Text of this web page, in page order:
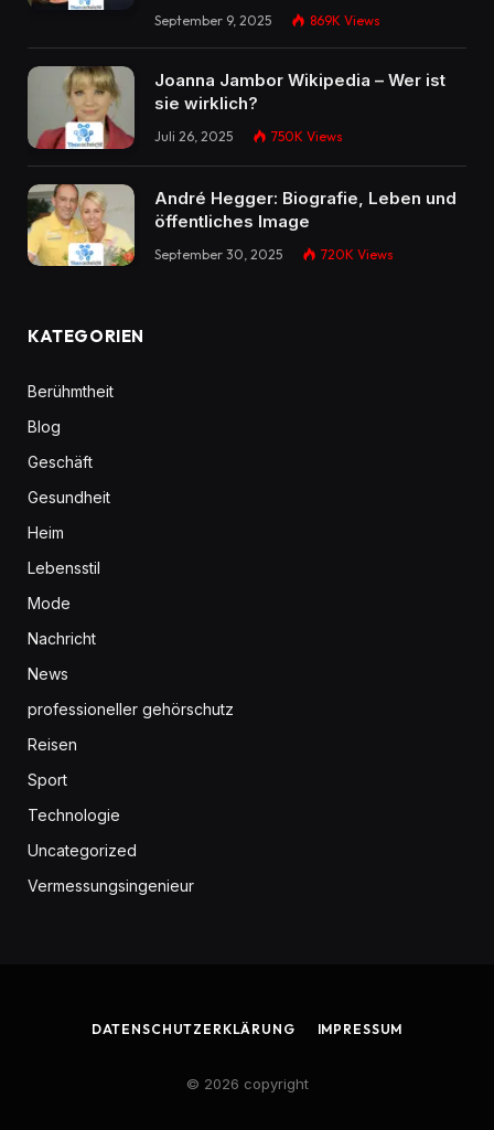
September 9, 2025 869K Views
Joanna Jambor Wikipedia – Wer ist
sie wirklich?
Juli 26, 2025 750K Views
André Hegger: Biografie, Leben und
öffentliches Image
September 30, 2025 720K Views
KATEGORIEN
Berühmtheit
Blog
Geschäft
Gesundheit
Heim
Lebensstil
Mode
Nachricht
News
professioneller gehörschutz
Reisen
Sport
Technologie
Uncategorized
Vermessungsingenieur
DATENSCHUTZERKLÄRUNG IMPRESSUM
© 2026 copyright